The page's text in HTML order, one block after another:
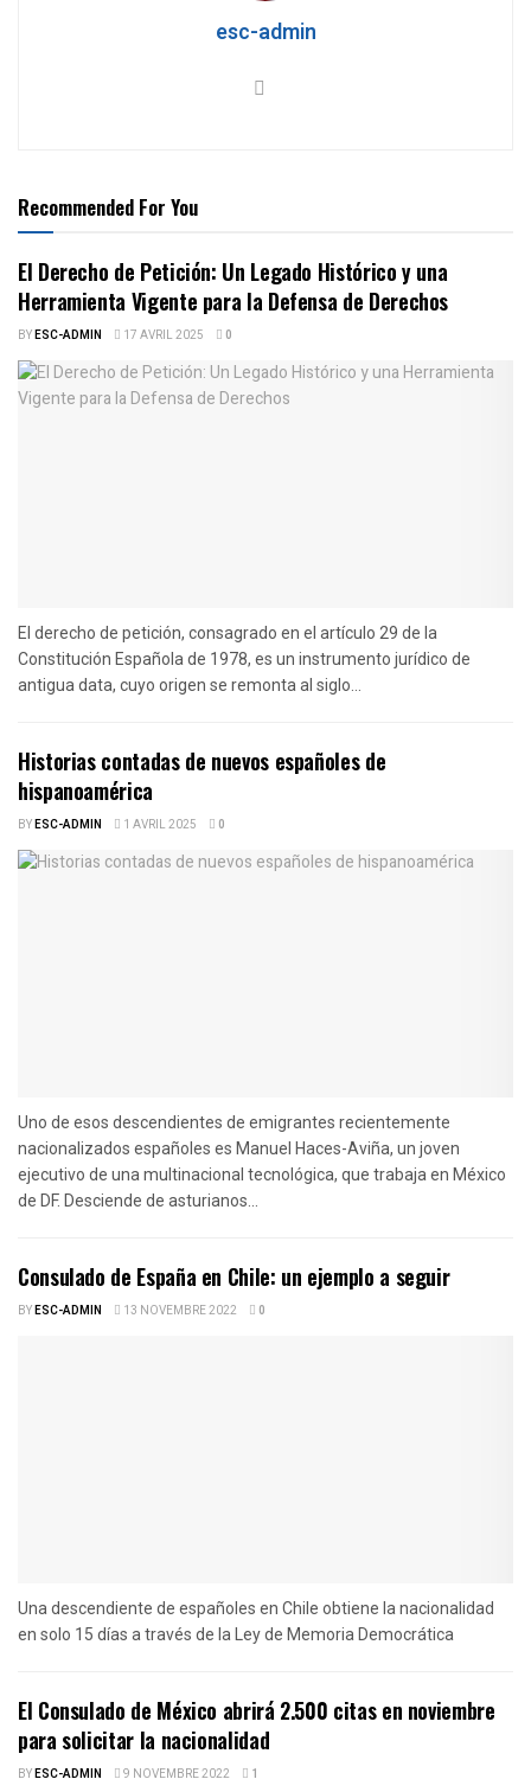
esc-admin
Recommended For You
El Derecho de Petición: Un Legado Histórico y una
Herramienta Vigente para la Defensa de Derechos
BYESC-ADMIN 17 AVRIL 2025 0
El derecho de petición, consagrado en el artículo 29 de la
Constitución Española de 1978, es un instrumento jurídico de
antigua data, cuyo origen se remonta al siglo...
Historias contadas de nuevos españoles de
hispanoamérica
BYESC-ADMIN 1 AVRIL 2025 0
Uno de esos descendientes de emigrantes recientemente
nacionalizados españoles es Manuel Haces-Aviña, un joven
ejecutivo de una multinacional tecnológica, que trabaja en México
de DF. Desciende de asturianos...
Consulado de España en Chile: un ejemplo a seguir
BYESC-ADMIN 13 NOVEMBRE 2022 0
Una descendiente de españoles en Chile obtiene la nacionalidad
en solo 15 días a través de la Ley de Memoria Democrática
El Consulado de México abrirá 2.500 citas en noviembre
para solicitar la nacionalidad
BYESC-ADMIN 9 NOVEMBRE 2022 1